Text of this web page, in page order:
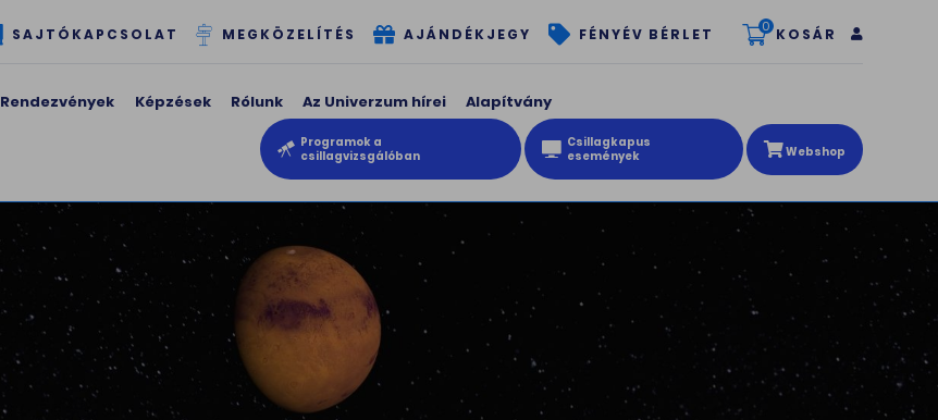
SAJTÓKAPCSOLAT MEGKÖZELÍTÉS AJÁNDÉKJEGY FÉNYÉV BÉRLET 0 KOSÁR
Rendezvények Képzések Rólunk Az Univerzum hírei Alapítvány
Programok a
csillagvizsgálóban
Csillagkapus
események
Webshop